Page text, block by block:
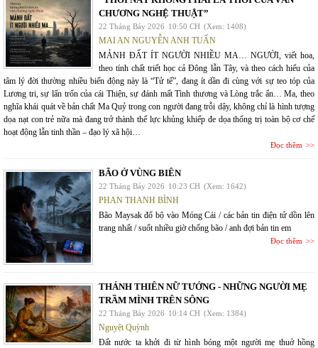
CHƯƠNG NGHỆ THUẬT”
22 Tháng Bảy 2026 10:50 CH (Xem: 1408)
MAI AN NGUYỄN ANH TUẤN
MẢNH ĐẤT ÍT NGƯỜI NHIỀU MA… NGƯỜI, viết hoa,
theo tính chất triết học cả Đông lẫn Tây, và theo cách hiểu của
tâm lý đời thường nhiều biến động này là “Tử tế”, đang ít dần đi cùng với sự teo tóp của
Lương tri, sự lẩn trốn của cái Thiện, sự đánh mất Tình thương và Lòng trắc ẩn… Ma, theo
nghĩa khái quát về bản chất Ma Quỷ trong con người đang trỗi dậy, không chỉ là hình tượng
dọa nạt con trẻ nữa mà đang trở thành thế lực khủng khiếp đe dọa thống trị toàn bộ cơ chế
hoạt động lẫn tinh thần – đạo lý xã hội…
Đọc thêm
BÃO Ở VÙNG BIÊN
22 Tháng Bảy 2026 10:23 CH (Xem: 1642)
PHAN THANH BÌNH
Bão Maysak đổ bộ vào Móng Cái / các bản tin điện tử dồn lên
trang nhất / suốt nhiều giờ chống bão / anh đợi bản tin em
Đọc thêm
THÁNH THIÊN NỮ TƯỚNG - NHỮNG NGƯỜI MẸ
TRẦM MÌNH TRÊN SÔNG
22 Tháng Bảy 2026 10:14 CH (Xem: 1384)
Nguyệt Quỳnh
Đất nước ta khởi đi từ hình bóng một người mẹ thuở hồng